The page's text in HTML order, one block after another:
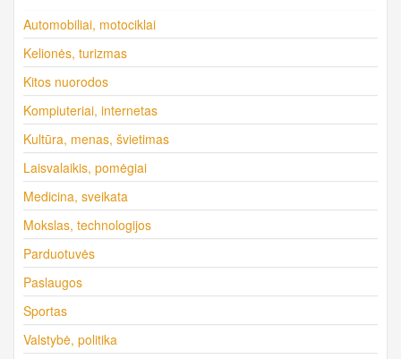
Automobiliai, motociklai
Kelionės, turizmas
Kitos nuorodos
Kompiuteriai, internetas
Kultūra, menas, švietimas
Laisvalaikis, pomėgiai
Medicina, sveikata
Mokslas, technologijos
Parduotuvės
Paslaugos
Sportas
Valstybė, politika